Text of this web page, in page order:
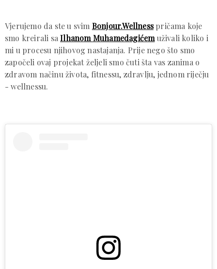
Vjerujemo da ste u svim Bonjour.Wellnesspričama koje
smo kreirali saIlhanom Muhamedagićem uživali koliko i
mi u procesu njihovog nastajanja. Prije nego što smo
započeli ovaj projekat željeli smo čuti šta vas zanima o
zdravom načinu života, fitnessu, zdravlju, jednom riječju
- wellnessu.